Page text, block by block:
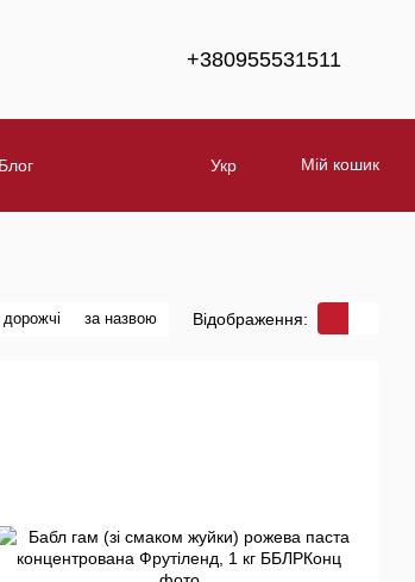
+380955531511
Блог
Укр Мій кошик
за назвою Відображення: